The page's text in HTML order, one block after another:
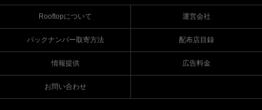
Rooftopについて 運営会社
バックナンバー取寄方法 配布店目録
情報提供 広告料金
お問い合わせ